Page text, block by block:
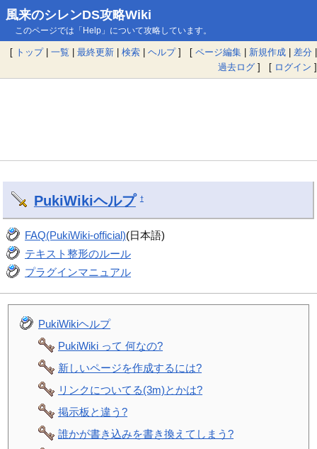
風来のシレンDS攻略Wiki
このページでは「Help」について攻略しています。
[ トップ| 一覧 | 最終更新 | 検索 | ヘルプ] [ ページ編集 | 新規作成 | 差分 |
過去ログ ] [ ログイン ]
PukiWikiヘルプ †
FAQ(PukiWiki-official)(日本語)
テキスト整形のルール
プラグインマニュアル
PukiWikiヘルプ
PukiWiki って 何なの?
新しいページを作成するには?
リンクについてる(3m)とかは?
掲示板と違う?
誰かが書き込みを書き換えてしまう?